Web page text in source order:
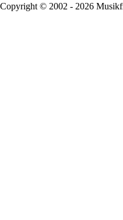
Copyright © 2002 - 2026